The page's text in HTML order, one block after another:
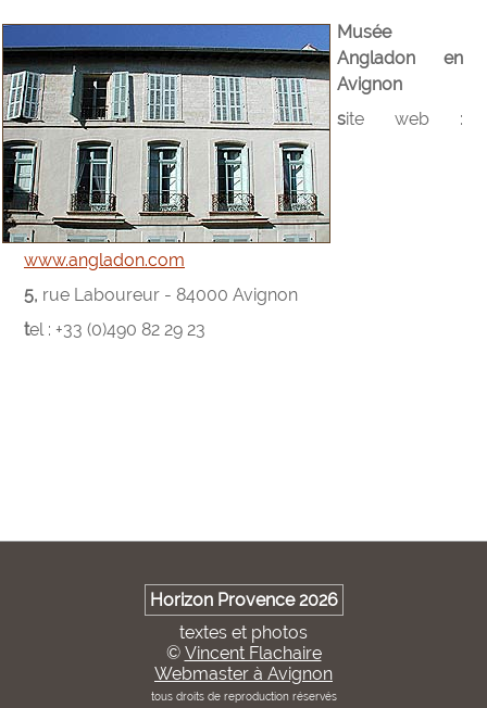
Musée
Angladon en
Avignon
site web :
www.angladon.com
5, rue Laboureur - 84000 Avignon
tel : +33 (0)490 82 29 23
Horizon Provence 2026
textes et photos
© Vincent Flachaire
Webmaster à Avignon
tous droits de reproduction réservés